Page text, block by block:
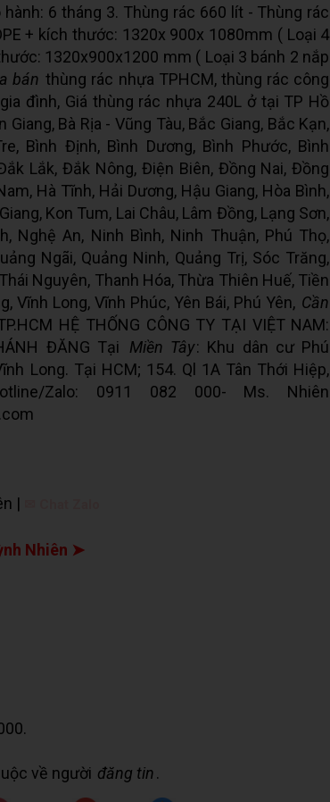
6 tháng 3. Thùng rác 660 lít - Thùng rác
+ kích thước: 1320x 900x 1080mm ( Loại 4
1320x900x1200 mm ( Loại 3 bánh 2 nắp
bán thùng rác nhựa TPHCM, thùng rác công
đình, Giá thùng rác nhựa 240L ở tại TP Hồ
Giang, Bà Rịa - Vũng Tàu, Bắc Giang, Bắc Kạn,
Bình Định, Bình Dương, Bình Phước, Bình
Lắk, Đắk Nông, Điện Biên, Đồng Nai, Đồng
Hà Tĩnh, Hải Dương, Hậu Giang, Hòa Bình,
Kon Tum, Lai Châu, Lâm Đồng, Lạng Sơn,
Nghệ An, Ninh Bình, Ninh Thuận, Phú Thọ,
Ngãi, Quảng Ninh, Quảng Trị, Sóc Trăng,
Nguyên, Thanh Hóa, Thừa Thiên Huế, Tiền
Vĩnh Long, Vĩnh Phúc, Yên Bái, Phú Yên, Cần
HỆ THỐNG CÔNG TY TẠI VIỆT NAM:
ĐĂNG Tại
Miền Tây: Khu dân cư Phú
Long. Tại HCM; 154. Ql 1A Tân Thới Hiệp,
Zalo: 0911 082 000- Ms. Nhiên
|
Nhiên ➤
về người đăng tin.